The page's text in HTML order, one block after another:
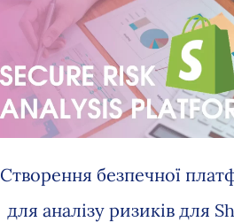
Створення безпечної
для аналізу ризиків для